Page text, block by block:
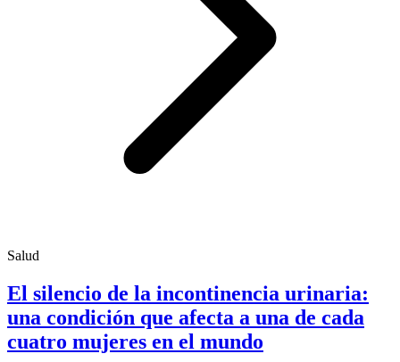
Salud
El silencio de la incontinencia urinaria:
una condición que afecta a una de cada
cuatro mujeres en el mundo